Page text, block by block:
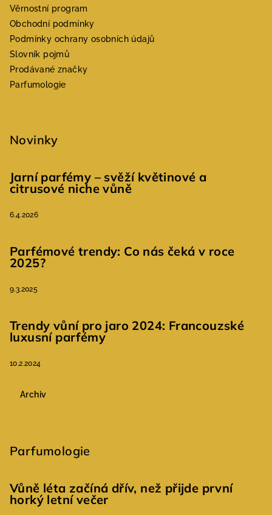
Věrnostní program
Obchodní podmínky
Podmínky ochrany osobních údajů
Slovník pojmů
Prodávané značky
Parfumologie
Novinky
Jarní parfémy – svěží květinové a
citrusové niche vůně
6.4.2026
Parfémové trendy: Co nás čeká v roce
2025?
9.3.2025
Trendy vůní pro jaro 2024: Francouzské
luxusní parfémy
10.2.2024
Archiv
Parfumologie
Vůně léta začíná dřív, než přijde první
horký letní večer